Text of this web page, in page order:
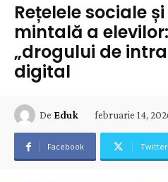
Rețelele sociale
mintală a
„drogului de
digital
De Eduk februarie 14,
Facebook Twitter